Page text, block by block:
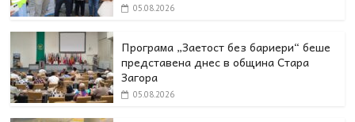
05.08.2026
Програма „Заетост без бариери“ беше
представена днес в oбщина Стара
Загора
05.08.2026